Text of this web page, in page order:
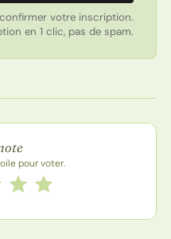
votre inscription.
en 1 clic, pas de spam.
pour voter.
recette de 1 à 5 étoiles
5 étoiles
4 étoiles
étoiles